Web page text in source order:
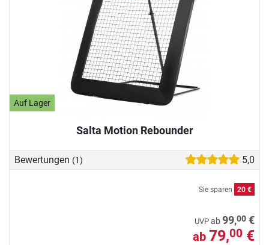
Auf Lager
Salta Motion Rebounder
Bewertungen (1) 5,0
Sie sparen 20 €
UVP ab99,00 €
ab 79,00 €